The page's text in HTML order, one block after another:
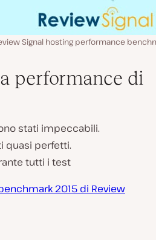
Signal hosting performance
performance di
stati impeccabili.
quasi perfetti.
tutti i test
2015 di Review